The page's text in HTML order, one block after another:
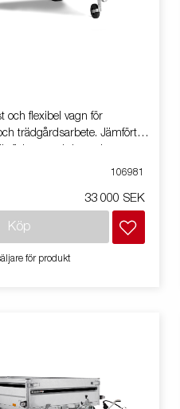
och flexibel vagn för
trädgårdsarbete. Jämfört
flakytan och kapaciteten
med tippfunktion. Vagnen på
106981
33 000 SEK
Köp
för produkt